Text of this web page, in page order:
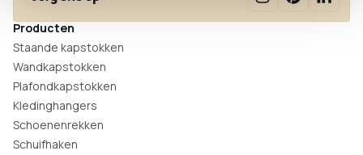
Producten
Staande kapstokken
Wandkapstokken
Plafondkapstokken
Kledinghangers
Schoenenrekken
Schuifhaken